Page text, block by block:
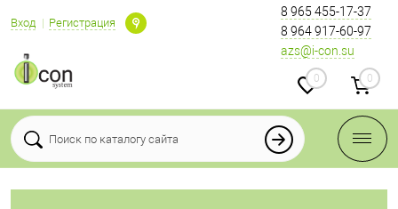
Вход Регистрация
8 965 455-17-37
8 964 917-60-97
azs@i-con.su
0 0